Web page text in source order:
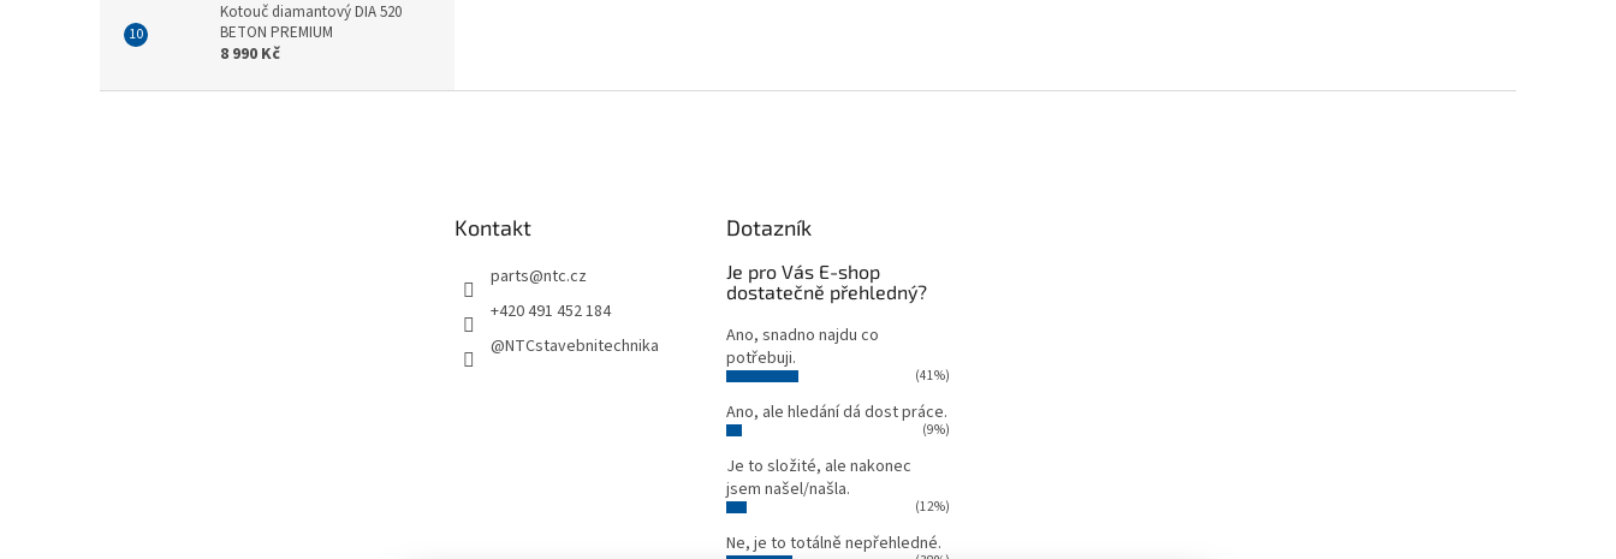
Kotouč diamantový DIA 520
BETON PREMIUM
8 990 Kč
Kontakt
parts@ntc.cz
+420 491 452 184
@NTCstavebnitechnika
Dotazník
Je pro Vás E-shop
dostatečně přehledný?
Ano, snadno najdu co
potřebuji.
(41%)
Ano, ale hledání dá dost práce.
(9%)
Je to složité, ale nakonec
jsem našel/našla.
(12%)
Ne, je to totálně nepřehledné.